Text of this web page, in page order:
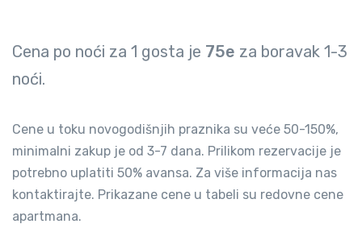
Cena po noći za 1 gosta je 75e za boravak 1-3
noći.
Cene u toku novogodišnjih praznika su veće 50-150%,
minimalni zakup je od 3-7 dana. Prilikom rezervacije je
potrebno uplatiti 50% avansa. Za više informacija nas
kontaktirajte. Prikazane cene u tabeli su redovne cene
apartmana.